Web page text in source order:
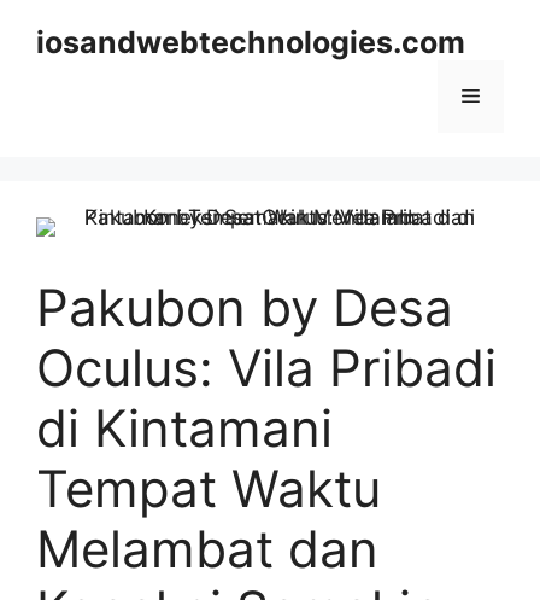
iosandwebtechnologies.com
Menu
Pakubon by Desa
Oculus: Vila Pribadi
di Kintamani
Tempat Waktu
Melambat dan